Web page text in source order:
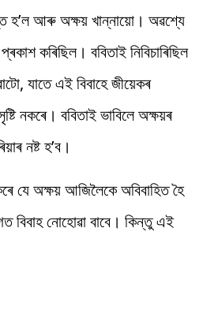
হ’ল আৰু অক্ষয় খান্নায়ো। অৱশ্যে
কৰিছিল। ববিতাই নিবিচাৰিছিল
যাতে এই বিবাহে জীয়েকৰ
নকৰে। ববিতাই ভাবিলে অক্ষয়ৰ
নষ্ট হ’ব।
যে অক্ষয় আজিলৈকে অবিবাহিত হৈ
বিবাহ নোহোৱা বাবে। কিন্তু এই